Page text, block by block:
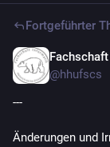
Fortgeführter
@hhufscs
---
Änderungen und